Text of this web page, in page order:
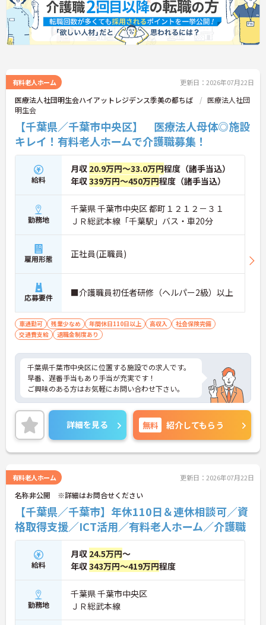
有料老人ホーム 更新日：2026年07月22日
医療法人社団明生会ハイアットレジデンス季美の都ちば
医療法人社団
明生会
【千葉県／千葉市中央区】 医療法人母体◎施設
キレイ！有料老人ホームで介護職募集！
給料
月収 20.9万円～33.0万円程度（諸手当込）
年収339万円～450万円程度（諸手当込）
勤務地
千葉県 千葉市中央区 都町１２１２－３１
ＪＲ総武本線「千葉駅」バス・車20分
雇用形態 正社員(正職員)
応募要件 ■介護職員初任者研修（ヘルパー2級）以上
車通勤可 残業少なめ 年間休日110日以上 高収入
社会保険完備
交通費支給
退職金制度あり
千葉県千葉市中央区に位置する施設での求人です。
早番、遅番手当もあり手当が充実です！
ご興味のある方はお気軽にお問い合わせ下さい。
詳細を見る 無料 紹介してもらう
有料老人ホーム 更新日：2026年07月22日
名称非公開 ※詳細はお問合せください
【千葉県／千葉市】年休110日＆連休相談可／資
格取得支援／ICT活用／有料老人ホーム／介護職
給料
月収 24.5万円～
年収343万円～419万円程度
勤務地
千葉県 千葉市中央区
ＪＲ総武本線